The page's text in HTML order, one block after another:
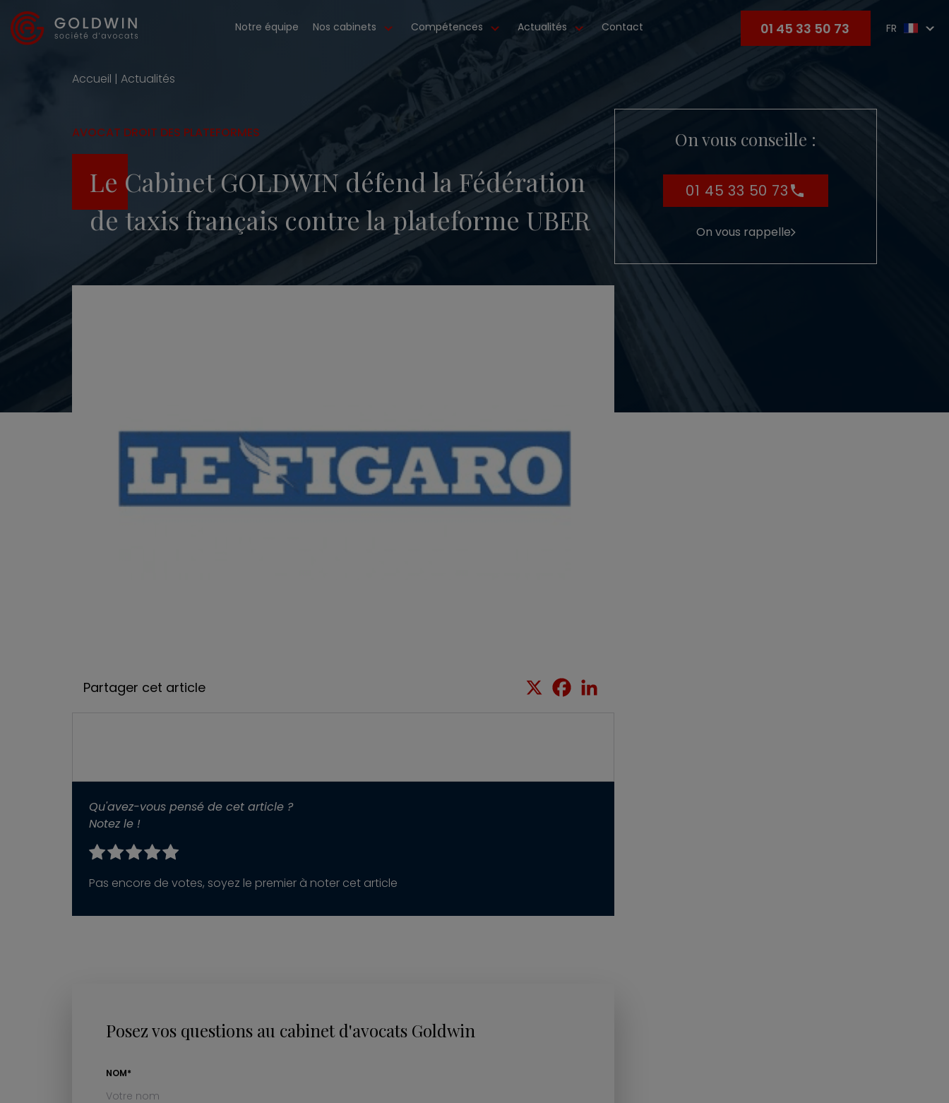
Notre équipe Nos cabinets Compétences Actualités Contact 01 45 33 50 73 FR
Accueil | Actualités
AVOCAT DROIT DES PLATEFORMES
Le Cabinet GOLDWIN défend la Fédération
de taxis français contre la plateforme UBER
On vous conseille :
01 45 33 50 73
On vous rappelle
Partager cet article
Qu'avez-vous pensé de cet article ?
Notez le !
Pas encore de votes, soyez le premier à noter cet article
Posez vos questions au cabinet d'avocats Goldwin
NOM*